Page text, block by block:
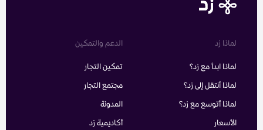
لماذا زد
لماذا ابدأ مع زد؟
لماذا أنتقل إلى زد؟
لماذا أتوسع مع زد؟
الأسعار
الدعم والتمكين
تمكين التجار
مجتمع التجار
المدونة
أكاديمية زد